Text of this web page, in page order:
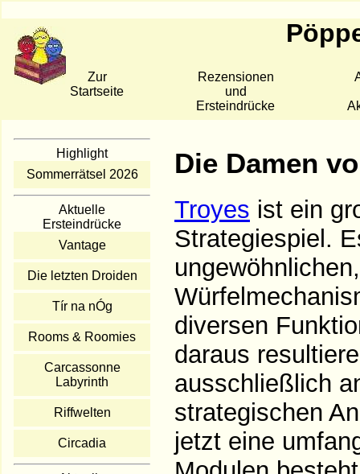
Zur
Startseite
Rezensionen
und
Ersteindrücke
Highlight
Sommerrätsel 2026
Aktuelle
Ersteindrücke
Vantage
Die letzten Droiden
Tír na nÓg
Rooms & Roomies
Carcassonne
Labyrinth
Riffwelten
Circadia
Die Damen
Troyes ist ein
Strategiespiel.
diversen
daraus
ausschließlich
strategischen
jetzt eine